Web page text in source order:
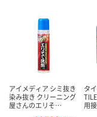
カ
アイメディア シミ抜き
染み抜き クリーニング
屋さんのエリそ…
タ
用